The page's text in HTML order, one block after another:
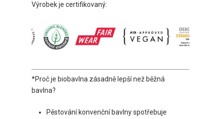
Výrobek je certifikovaný:
*Proč je biobavlna zásadně lepší než běžná
bavlna?
Pěstování konvenční bavlny spotřebuje